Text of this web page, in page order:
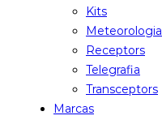
Kits
Meteorologia
Receptors
Telegrafia
Transceptors
Marcas